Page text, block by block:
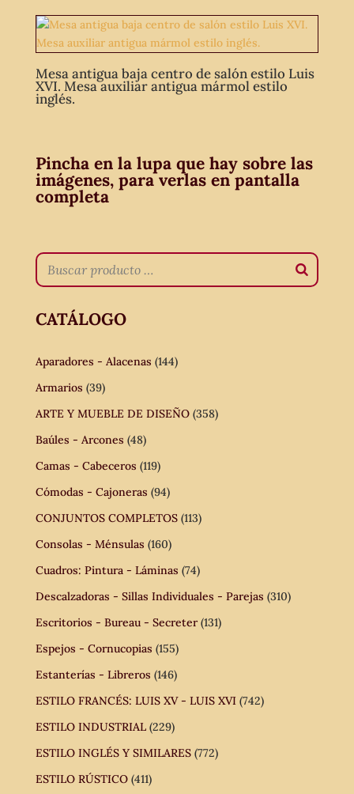
Mesa antigua baja centro de salón estilo Luis
XVI. Mesa auxiliar antigua mármol estilo
inglés.
Pincha en la lupa que hay sobre las
imágenes, para verlas en pantalla
completa
CATÁLOGO
Aparadores - Alacenas (144)
Armarios (39)
ARTE Y MUEBLE DE DISEÑO (358)
Baúles - Arcones (48)
Camas - Cabeceros (119)
Cómodas - Cajoneras (94)
CONJUNTOS COMPLETOS (113)
Consolas - Ménsulas (160)
Cuadros: Pintura - Láminas (74)
Descalzadoras - Sillas Individuales - Parejas (310)
Escritorios - Bureau - Secreter (131)
Espejos - Cornucopias (155)
Estanterías - Libreros (146)
ESTILO FRANCÉS: LUIS XV - LUIS XVI (742)
ESTILO INDUSTRIAL (229)
ESTILO INGLÉS Y SIMILARES (772)
ESTILO RÚSTICO (411)